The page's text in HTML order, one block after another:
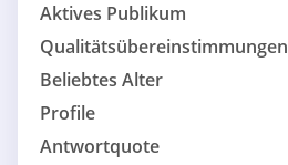
Aktives Publikum
Qualitätsübereinstimmungen
Beliebtes Alter
Profile
Antwortquote